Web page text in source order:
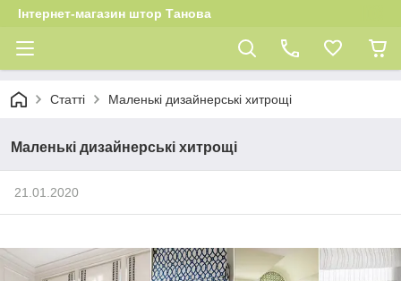
Інтернет-магазин штор Танова
Статті Маленькі дизайнерські хитрощі
Маленькі дизайнерські хитрощі
21.01.2020